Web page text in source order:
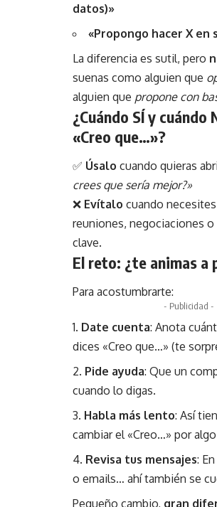
datos)»
«Propongo hacer X en
La diferencia es sutil, pero
suenas como alguien que
alguien que propone con
¿Cuándo SÍ y cuándo
«Creo que…»?
✅ Úsalo cuando quieras
crees que sería mejor?»
❌ Evítalo cuando
reuniones, negociaciones
clave.
El reto: ¿te animas a
Para acostumbrarte:
- Publicidad -
Date cuenta: Anota
dices «Creo que…» (te
Pide ayuda: Que un
cuando lo digas.
Habla más lento: Así
cambiar el «Creo…» por
Revisa tus mensajes:
o emails… ahí también se
Pequeño cambio, gran